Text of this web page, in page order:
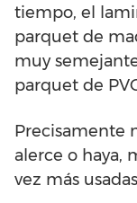
tiempo, el
parquet de
muy
parquet de
Precisamente
alerce o haya,
vez más